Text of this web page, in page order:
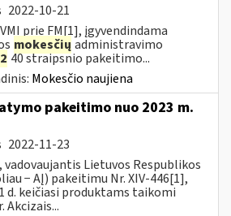
2022-10-21
prie FM[1], įgyvendindama
mokesčių administravimo
2 40 straipsnio pakeitimo...
Mokesčio naujiena
pakeitimo nuo 2023 m.
2022-11-23
Lietuvos Respublikos
− AĮ) pakeitimu Nr. XIV-446[1],
d. keičiasi produktams taikomi
Akcizais...